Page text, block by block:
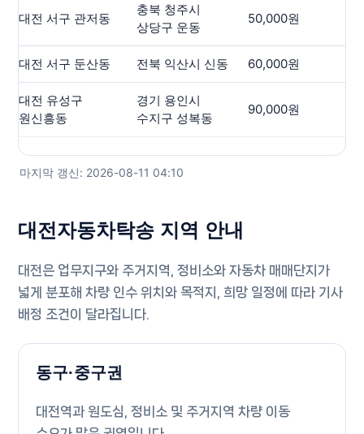
대전 서구 관저동
충북 청주시
상당구 운동
50,000원
대전 서구 둔산동 전북 익산시 신동 60,000원
대전 유성구
원신흥동
경기 용인시
수지구 성복동
90,000원
마지막 갱신: 2026-08-11 04:10
대전자동차탁송 지역 안내
대전은 업무지구와 주거지역, 정비소와 자동차 매매단지가
넓게 분포해 차량 인수 위치와 목적지, 희망 일정에 따라 기사
배정 조건이 달라집니다.
동구·중구권
대전역과 원도심, 정비소 및 주거지역 차량 이동